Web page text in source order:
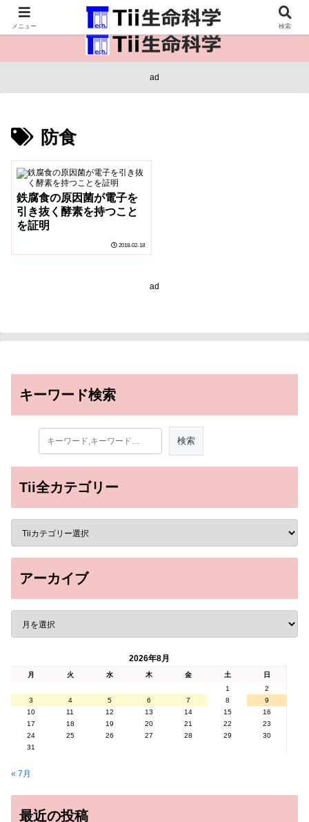
医療保健・生命・生物の情報インフラ。
ad
防食
鉄腐食の原因菌が電子を
引き抜く酵素を持つこと
を証明
2018-02-18
ad
キーワード検索
Tii全カテゴリー
アーカイブ
2026年8月
月 火 水 木 金 土
日
1
2
3
4 5 6 7 8
9
10
11 12 13 14 15
16
17
18 19 20 21 22
23
24
25 26 27 28 29
30
31
« 7月
最近の投稿
メニュー 検索